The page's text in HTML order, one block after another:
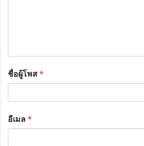
ชื่อผู้โพส*
อีเมล*